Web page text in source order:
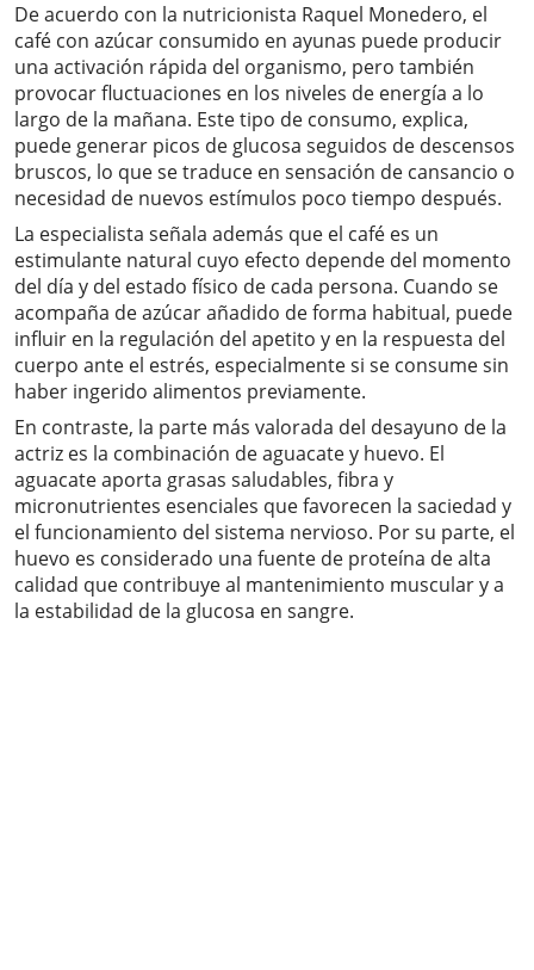
De acuerdo con la nutricionista Raquel Monedero, el
café con azúcar consumido en ayunas puede producir
una activación rápida del organismo, pero también
provocar fluctuaciones en los niveles de energía a lo
largo de la mañana. Este tipo de consumo, explica,
puede generar picos de glucosa seguidos de descensos
bruscos, lo que se traduce en sensación de cansancio o
necesidad de nuevos estímulos poco tiempo después.
La especialista señala además que el café es un
estimulante natural cuyo efecto depende del momento
del día y del estado físico de cada persona. Cuando se
acompaña de azúcar añadido de forma habitual, puede
influir en la regulación del apetito y en la respuesta del
cuerpo ante el estrés, especialmente si se consume sin
haber ingerido alimentos previamente.
En contraste, la parte más valorada del desayuno de la
actriz es la combinación de aguacate y huevo. El
aguacate aporta grasas saludables, fibra y
micronutrientes esenciales que favorecen la saciedad y
el funcionamiento del sistema nervioso. Por su parte, el
huevo es considerado una fuente de proteína de alta
calidad que contribuye al mantenimiento muscular y a
la estabilidad de la glucosa en sangre.